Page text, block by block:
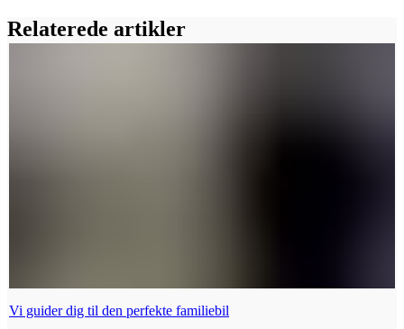
Relaterede artikler
Vi guider dig til den perfekte familiebil